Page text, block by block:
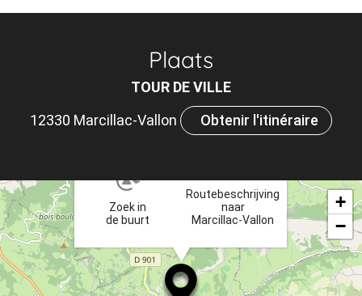
Plaats
TOUR DE VILLE
12330 Marcillac-Vallon
Obtenir l'itinéraire
Zoek in
de buurt
Routebeschrijving
naar
Marcillac-Vallon
×
+
−